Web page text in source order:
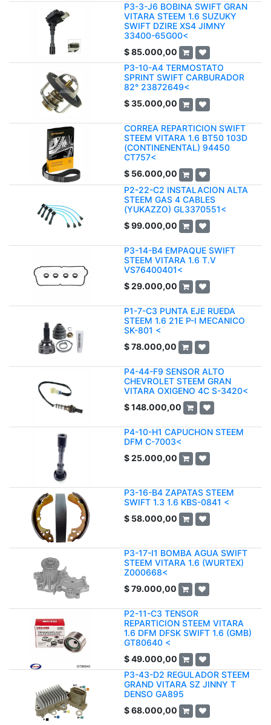
P3-3-J6 BOBINA SWIFT GRAN
VITARA STEEM 1.6 SUZUKY
SWIFT DZIRE XS4 JIMNY
33400-65G00<
$85.000,00
P3-10-A4 TERMOSTATO
SPRINT SWIFT CARBURADOR
82° 23872649<
$35.000,00
CORREA REPARTICION SWIFT
STEEM VITARA 1.6 BT50 103D
(CONTINENENTAL) 94450
CT757<
$ 56.000,00
P2-22-C2 INSTALACION ALTA
STEEM GAS 4 CABLES
(YUKAZZO) GL3370551<
$99.000,00
P3-14-B4 EMPAQUE SWIFT
STEEM VITARA 1.6 T.V
VS76400401<
$29.000,00
P1-7-C3 PUNTA EJE RUEDA
STEEM 1.6 21E P-I MECANICO
SK-801 <
$78.000,00
P4-44-F9 SENSOR ALTO
CHEVROLET STEEM GRAN
VITARA OXIGENO 4C S-3420<
$148.000,00
P4-10-H1 CAPUCHON STEEM
DFM C-7003<
$25.000,00
P3-16-B4 ZAPATAS STEEM
SWIFT 1.3 1.6 KBS-0841 <
$ 58.000,00
P3-17-I1 BOMBA AGUA SWIFT
STEEM VITARA 1.6 (WURTEX)
Z000668<
$79.000,00
P2-11-C3 TENSOR
REPARTICION STEEM VITARA
1.6 DFM DFSK SWIFT 1.6 (GMB)
GT80640 <
$49.000,00
P3-43-D2 REGULADOR STEEM
GRAND VITARA SZ JINNY T
DENSO GA895
$68.000,00